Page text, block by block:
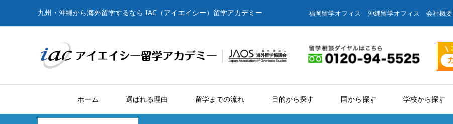
九州・沖縄から海外留学するなら IAC（アイエイシー）留学アカデミー 福岡留学オフィス 沖縄留学オフィス 会社概要
ホーム 選ばれる理由 留学までの流れ 目的から探す 国から探す 学校から探す